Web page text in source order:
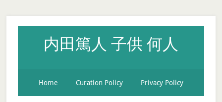
内田篤人 子供 何人
Home Curation Policy Privacy Policy